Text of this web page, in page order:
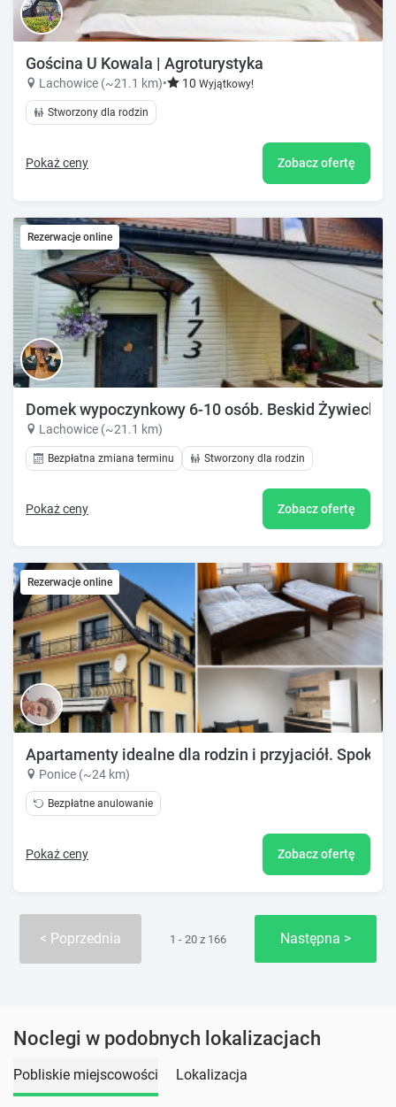
Gościna U Kowala | Agroturystyka
Lachowice (~21.1 km)• 10 Wyjątkowy!
Stworzony dla rodzin
Pokaż ceny Zobacz ofertę
Rezerwacje online
Domek wypoczynkowy 6-10 osób. Beskid Żywiecki.
Lachowice (~21.1 km)
Bezpłatna zmiana terminu Stworzony dla rodzin
Pokaż ceny Zobacz ofertę
Rezerwacje online
Apartamenty idealne dla rodzin i przyjaciół.
Ponice (~24 km)
Bezpłatne anulowanie
Pokaż ceny Zobacz ofertę
Poprzednia 1 - 20 z 166 Następna
Noclegi w podobnych lokalizacjach
Pobliskie miejscowości Lokalizacja